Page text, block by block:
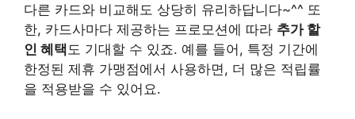
다른 카드와 비교해도 상당히 유리하답니다~^^ 또
한, 카드사마다 제공하는 프로모션에 따라 추가 할
인 혜택 도 기대할 수 있죠. 예를 들어, 특정 기간에
한정된 제휴 가맹점에서 사용하면, 더 많은 적립률
을 적용받을 수 있어요.